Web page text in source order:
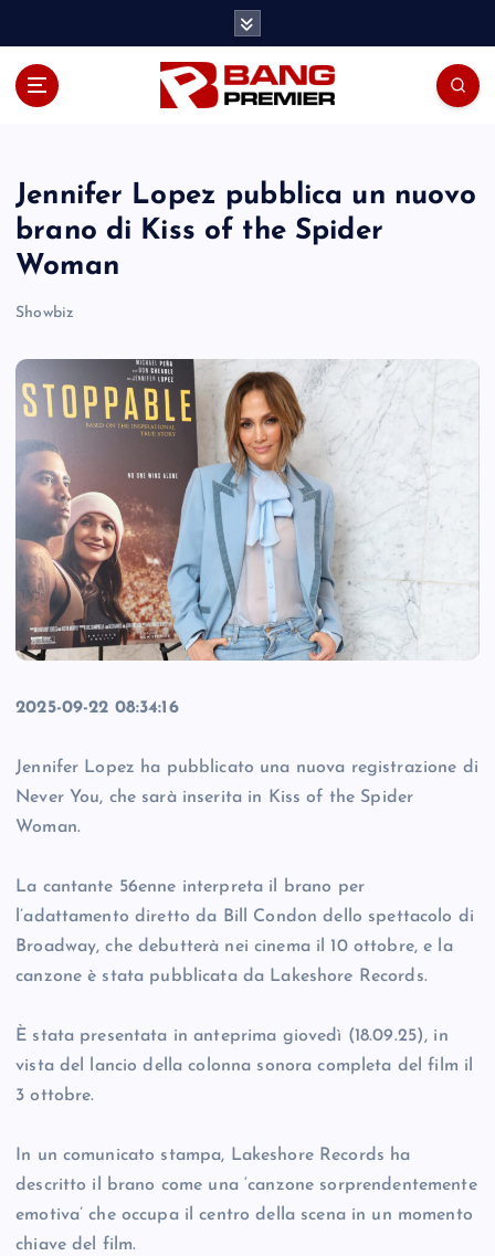
Jennifer Lopez pubblica un nuovo
brano di Kiss of the Spider
Woman
Showbiz
2025-09-22 08:34:16
Jennifer Lopez ha pubblicato una nuova registrazione di
Never You, che sarà inserita in Kiss of the Spider
Woman.
La cantante 56enne interpreta il brano per
l’adattamento diretto da Bill Condon dello spettacolo di
Broadway, che debutterà nei cinema il 10 ottobre, e la
canzone è stata pubblicata da Lakeshore Records.
È stata presentata in anteprima giovedì (18.09.25), in
vista del lancio della colonna sonora completa del film il
3 ottobre.
In un comunicato stampa, Lakeshore Records ha
descritto il brano come una ‘canzone sorprendentemente
emotiva’ che occupa il centro della scena in un momento
chiave del film.